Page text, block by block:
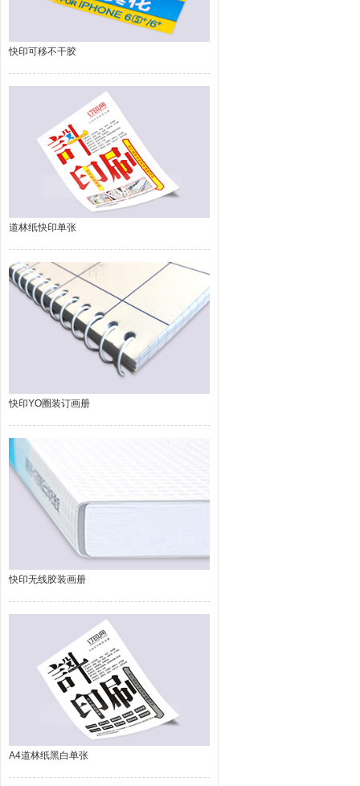
快印可移不干胶
道林纸快印单张
快印YO圈装订画册
快印无线胶装画册
A4道林纸黑白单张